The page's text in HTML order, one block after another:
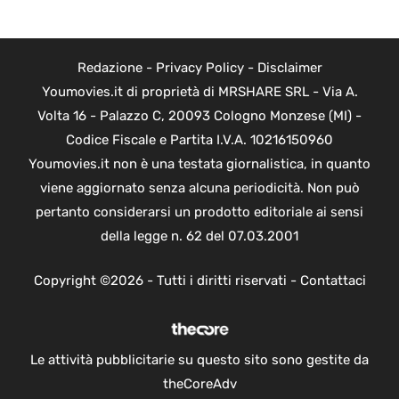
Redazione- Privacy Policy- Disclaimer
Youmovies.it di proprietà di MRSHARE SRL - Via A.
Volta 16 - Palazzo C, 20093 Cologno Monzese (MI) -
Codice Fiscale e Partita I.V.A. 10216150960
Youmovies.it non è una testata giornalistica, in quanto
viene aggiornato senza alcuna periodicità. Non può
pertanto considerarsi un prodotto editoriale ai sensi
della legge n. 62 del 07.03.2001
Copyright ©2026 - Tutti i diritti riservati - Contattaci
Le attività pubblicitarie su questo sito sono gestite da
theCoreAdv